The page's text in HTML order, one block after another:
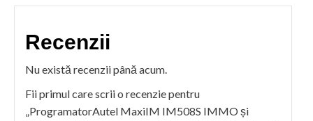
programare
cu
28+
funcții
de
Recenzii
Nu există recenzii până acum.
Fii primul care scrii o recenzie pentru
„ProgramatorAutel MaxiIM IM508S IMMO și